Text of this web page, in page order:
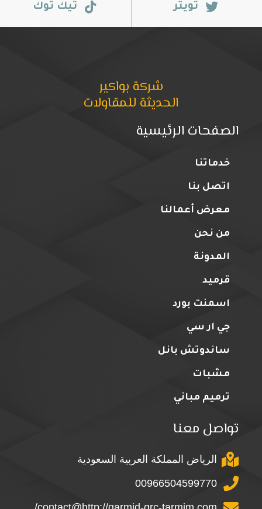
تويتر تيك توك
شركة بواكير
الحديثة للمقاولات
الصفحات الرئيسية
خدماتنا
اتصل بنا
معرض أعمالنا
من نحن
المدونة
قرميد
اسمنت بورد
جي ار سي
ساندوتش بانل
مشبات
ترميم مباني
تواصل معنا
الرياض المملكة العربية السعودية
00966504599770